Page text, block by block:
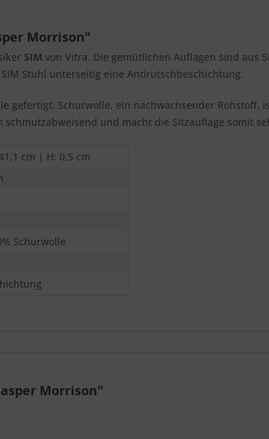
Morrison"
SIM von Vitra. Die gemütlichen Auflagen sind aus
Stuhl unterseitig eine Antirutschbeschichtung.
gefertigt. Schurwolle, ein nachwachsender
und macht die Sitzauflage somit
cm | H: 0,5 cm
Schurwolle
Morrison"